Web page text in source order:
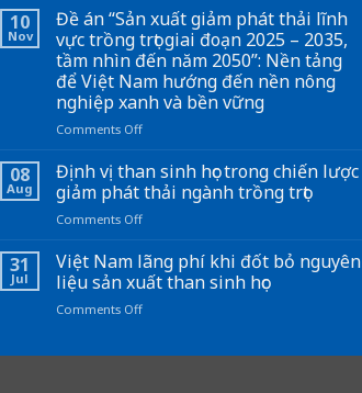
Nai
hợp
tác
Nhật
Bản
xử
lý
cao
thành
than
học
10
Nov
Đề án “Sản xuất giảm phát thải lĩnh
vực trồng trọt giai đoạn 2025 – 2035,
tầm nhìn đến năm 2050”: Nền tảng
để Việt Nam hướng đến nền nông
nghiệp xanh và bền vững
Comments Offon
án
“Sản
xuất
giảm
thải
lĩnh
08
Aug
Định vị than sinh học trong chiến lược
giảm phát thải ngành trồng trọt
Comments Offon
vị
than
sinh
học
31
Jul
Việt Nam lãng phí khi đốt bỏ nguyên
liệu sản xuất than sinh học
Comments Offon